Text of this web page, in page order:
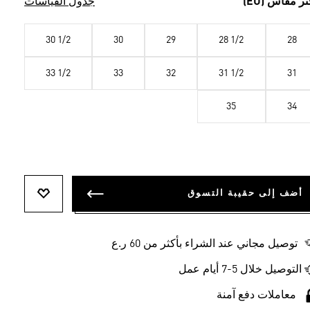
28
28 1/2
29
30
30 1/2
31
31 1/2
32
33
33 1/2
34
35
أضف إلى حقيبة التسوق
توصيل مجاني عند الشراء بأكثر من 60 ر.ع
التوصيل خلال 5-7 أيام عمل
معاملات دفع آمنة